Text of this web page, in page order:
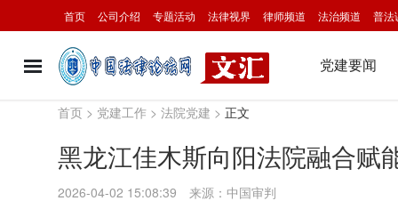
首页 公司介绍 专题活动 法律视界 律师频道 法治频道 普法
党建要闻
首页 > 党建工作 > 法院党建 > 正文
黑龙江佳木斯向阳法院融合赋
2026-04-02 15:08:39 来源：中国审判